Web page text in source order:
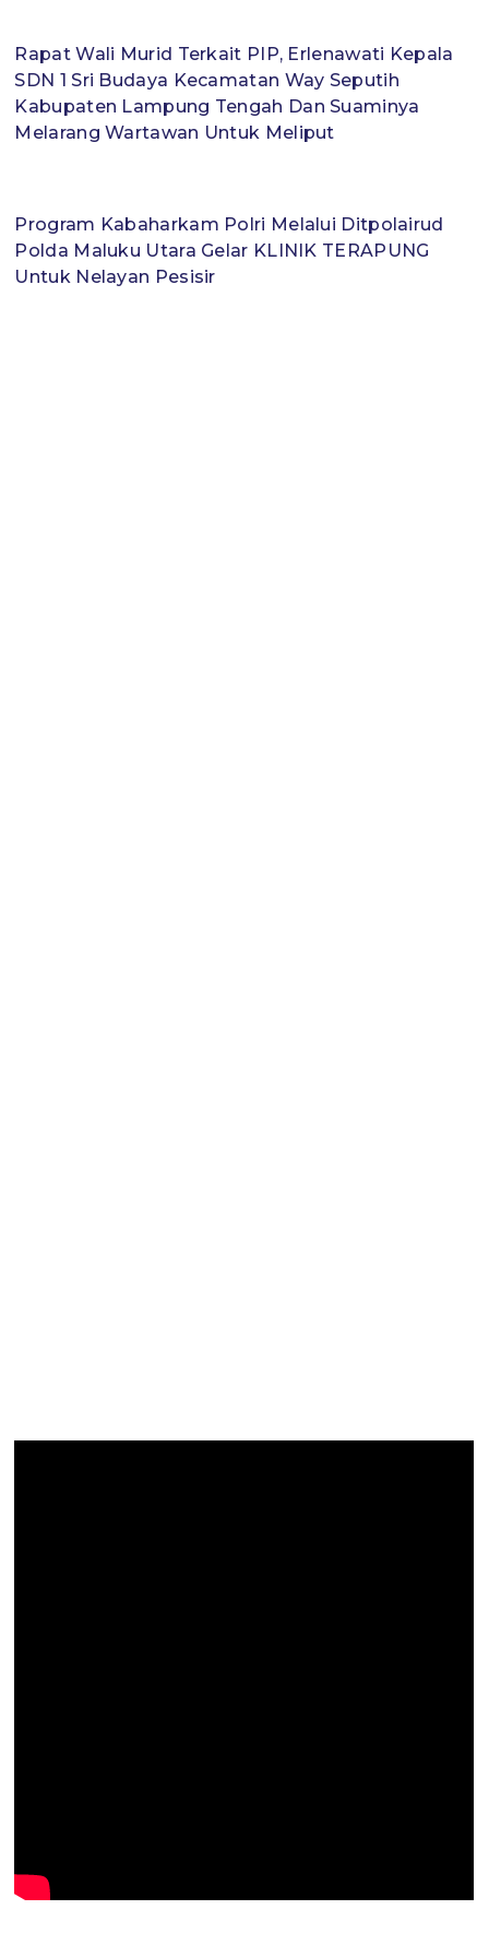
Rapat Wali Murid Terkait PIP, Erlenawati Kepala
SDN 1 Sri Budaya Kecamatan Way Seputih
Kabupaten Lampung Tengah Dan Suaminya
Melarang Wartawan Untuk Meliput
Program Kabaharkam Polri Melalui Ditpolairud
Polda Maluku Utara Gelar KLINIK TERAPUNG
Untuk Nelayan Pesisir